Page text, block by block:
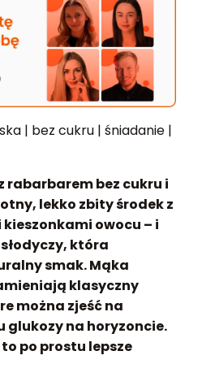
| bez cukru | śniadanie |
rabarbarem bez cukru i
lekko zbity środek z
owocu – i
która
smak. Mąka
klasyczny
można zjeść na
glukozy na horyzoncie.
po prostu lepsze